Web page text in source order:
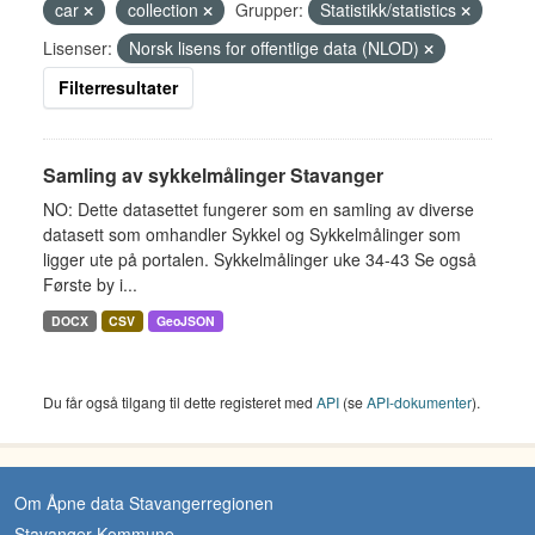
car
collection Grupper:
Statistikk/statistics
Lisenser:
Norsk lisens for offentlige data (NLOD)
Filterresultater
Samling av sykkelmålinger Stavanger
NO: Dette datasettet fungerer som en samling av diverse
datasett som omhandler Sykkel og Sykkelmålinger som
ligger ute på portalen. Sykkelmålinger uke 34-43 Se også
Første by i...
DOCX CSV GeoJSON
Du får også tilgang til dette registeret med API (seAPI-dokumenter).
Om Åpne data Stavangerregionen